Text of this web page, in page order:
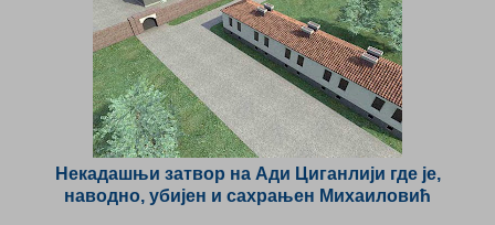
Некадашњи затвор на Ади Циганлији где је,
наводно, убијен и сахрањен Михаиловић